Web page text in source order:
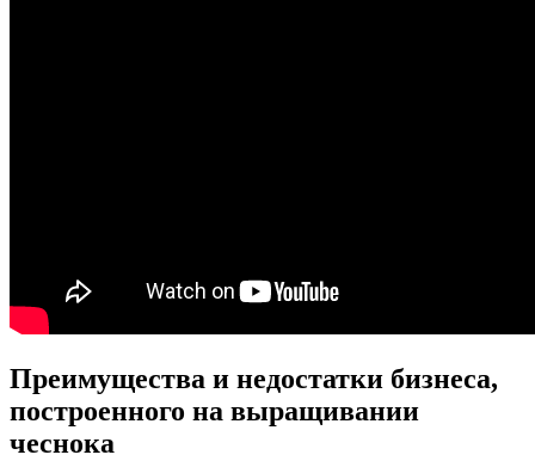
Преимущества и недостатки бизнеса,
построенного на выращивании
чеснока